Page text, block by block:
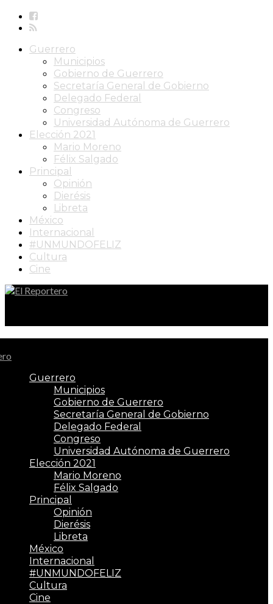
Guerrero
Municipios
Gobierno de Guerrero
Secretaría General de Gobierno
Delegado Federal
Congreso
Universidad Autónoma de Guerrero
Elección 2021
Mario Moreno
Félix Salgado
Principal
Opinión
Dierésis
Libreta
México
Internacional
#UNMUNDOFELIZ
Cultura
Cine
Guerrero
Municipios
Gobierno de Guerrero
Secretaría General de Gobierno
Delegado Federal
Congreso
Universidad Autónoma de Guerrero
Elección 2021
Mario Moreno
Félix Salgado
Principal
Opinión
Dierésis
Libreta
México
Internacional
#UNMUNDOFELIZ
Cultura
Cine